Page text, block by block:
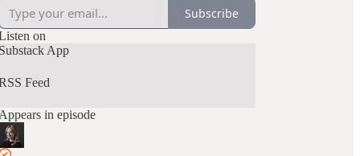
Subscribe
on
App
Feed
in episode